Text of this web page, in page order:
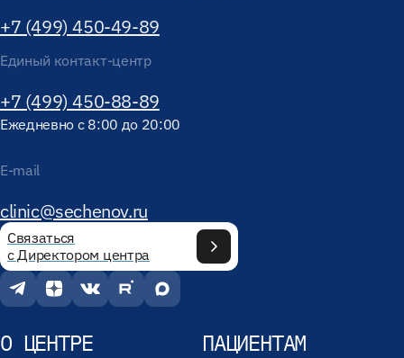
+7 (499) 450-49-89
Единый контакт-центр
+7 (499) 450-88-89
Ежедневно с 8:00 до 20:00
E-mail
clinic@sechenov.ru
Связаться
с Директором центра
О ЦЕНТРЕ ПАЦИЕНТАМ